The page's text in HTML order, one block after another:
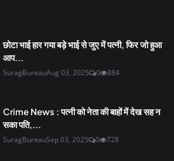
छोटा भाई हार गया बड़े भाई से जुए में पत्नी, फिर जो हुआ
आप...
SuragBureauAug 03, 2025 0 884
Crime News : पत्नी को नेता की बाहों में देख सह न
सका पति,...
SuragBureauSep 03, 2025 0 728